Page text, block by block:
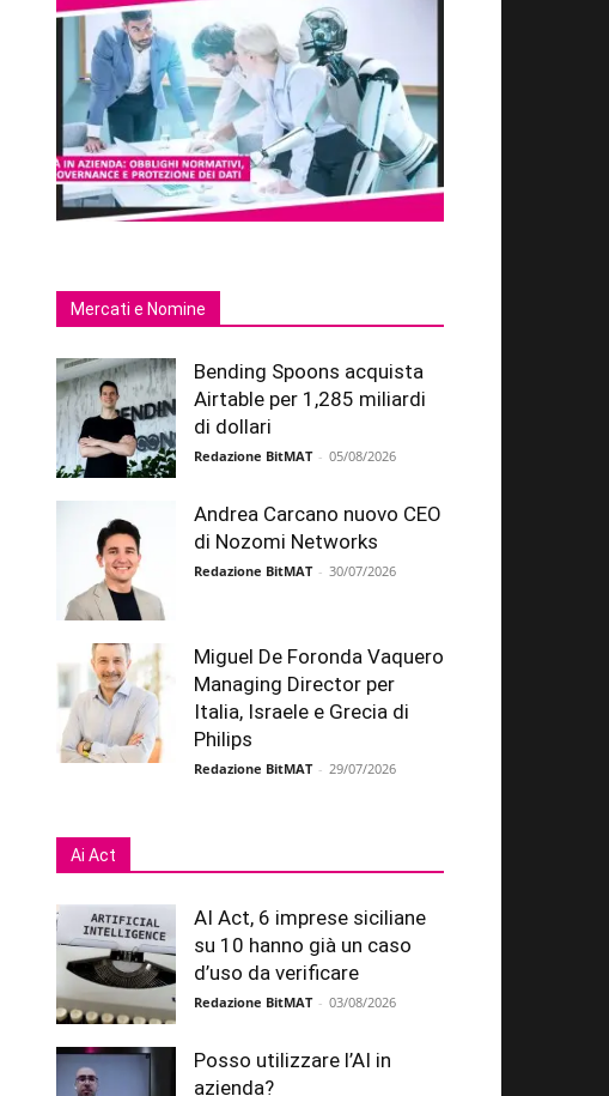
Mercati e Nomine
Bending Spoons acquista
Airtable per 1,285 miliardi
di dollari
Redazione BitMAT - 05/08/2026
Andrea Carcano nuovo CEO
di Nozomi Networks
Redazione BitMAT - 30/07/2026
Miguel De Foronda Vaquero
Managing Director per
Italia, Israele e Grecia di
Philips
Redazione BitMAT - 29/07/2026
Ai Act
AI Act, 6 imprese siciliane
su 10 hanno già un caso
d’uso da verificare
Redazione BitMAT - 03/08/2026
Posso utilizzare l’AI in
azienda?